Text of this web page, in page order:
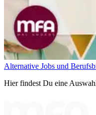
Alternative Jobs und
Hier findest Du eine